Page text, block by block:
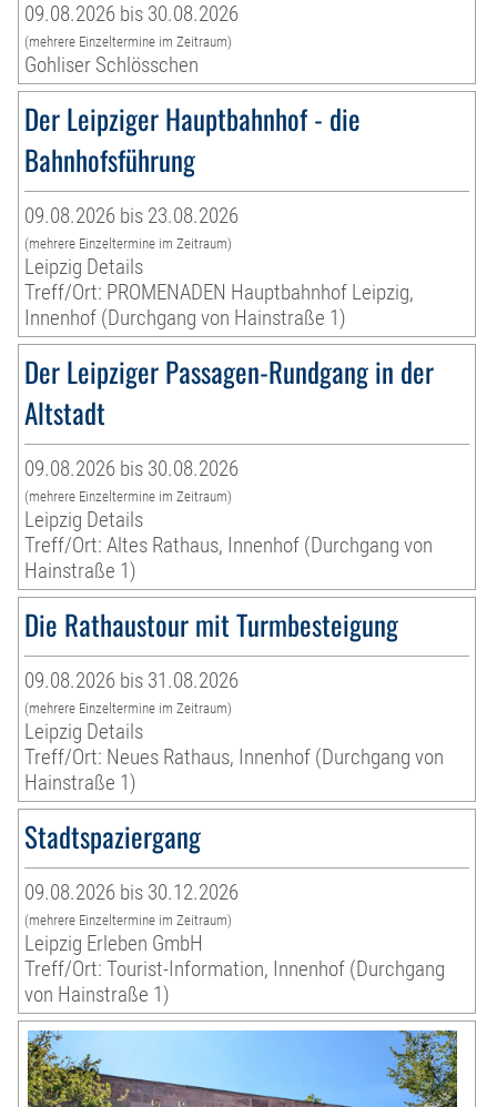
09.08.2026 bis 30.08.2026
(mehrere Einzeltermine im Zeitraum)
Gohliser Schlösschen
Der Leipziger Hauptbahnhof - die
Bahnhofsführung
09.08.2026 bis 23.08.2026
(mehrere Einzeltermine im Zeitraum)
Leipzig Details
Treff/Ort: PROMENADEN Hauptbahnhof Leipzig,
Innenhof (Durchgang von Hainstraße 1)
Der Leipziger Passagen-Rundgang in der
Altstadt
09.08.2026 bis 30.08.2026
(mehrere Einzeltermine im Zeitraum)
Leipzig Details
Treff/Ort: Altes Rathaus, Innenhof (Durchgang von
Hainstraße 1)
Die Rathaustour mit Turmbesteigung
09.08.2026 bis 31.08.2026
(mehrere Einzeltermine im Zeitraum)
Leipzig Details
Treff/Ort: Neues Rathaus, Innenhof (Durchgang von
Hainstraße 1)
Stadtspaziergang
09.08.2026 bis 30.12.2026
(mehrere Einzeltermine im Zeitraum)
Leipzig Erleben GmbH
Treff/Ort: Tourist-Information, Innenhof (Durchgang
von Hainstraße 1)